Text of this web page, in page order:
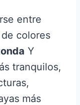
entre
colores
Y
tranquilos,
más